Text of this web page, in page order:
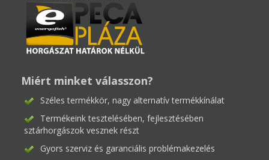
Miért minket válasszon?
Széles termékkör, nagy alternatív termékkínálat
Termékeink tesztelésében, fejlesztésében
sztárhorgászok vesznek részt
Gyors szerviz és garanciális problémakezelés